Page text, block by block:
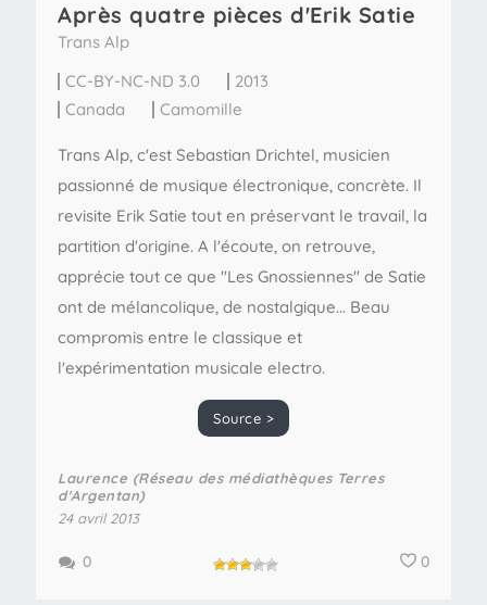
Après quatre pièces d'Erik Satie
Trans Alp
CC-BY-NC-ND 3.0
2013
Canada
Camomille
Trans Alp, c'est Sebastian Drichtel, musicien
passionné de musique électronique, concrète. Il
revisite Erik Satie tout en préservant le travail, la
partition d'origine. A l'écoute, on retrouve,
apprécie tout ce que "Les Gnossiennes" de Satie
ont de mélancolique, de nostalgique... Beau
compromis entre le classique et
l'expérimentation musicale electro.
Source >
Laurence (Réseau des médiathèques Terres
d'Argentan)
24 avril 2013
0
0